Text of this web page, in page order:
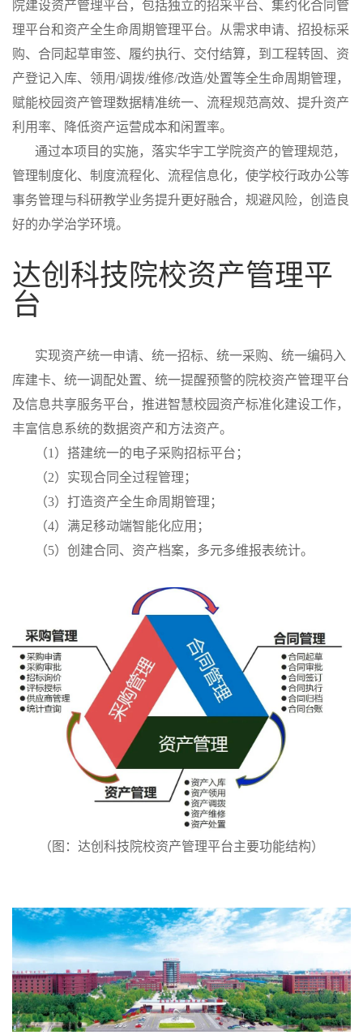
院建设资产管理平台，包括独立的招采平台、集约化合同管
理平台和资产全生命周期管理平台。从需求申请、招投标采
购、合同起草审签、履约执行、交付结算，到工程转固、资
产登记入库、领用/调拨/维修/改造/处置等全生命周期管理，
赋能校园资产管理数据精准统一、流程规范高效、提升资产
利用率、降低资产运营成本和闲置率。
通过本项目的实施，落实华宇工学院资产的管理规范，
管理制度化、制度流程化、流程信息化，使学校行政办公等
事务管理与科研教学业务提升更好融合，规避风险，创造良
好的办学治学环境。
达创科技院校资产管理平
台
实现资产统一申请、统一招标、统一采购、统一编码入
库建卡、统一调配处置、统一提醒预警的院校资产管理平台
及信息共享服务平台，推进智慧校园资产标准化建设工作，
丰富信息系统的数据资产和方法资产。
（1）搭建统一的电子采购招标平台；
（2）实现合同全过程管理；
（3）打造资产全生命周期管理；
（4）满足移动端智能化应用；
（5）创建合同、资产档案，多元多维报表统计。
（图：达创科技院校资产管理平台主要功能结构）